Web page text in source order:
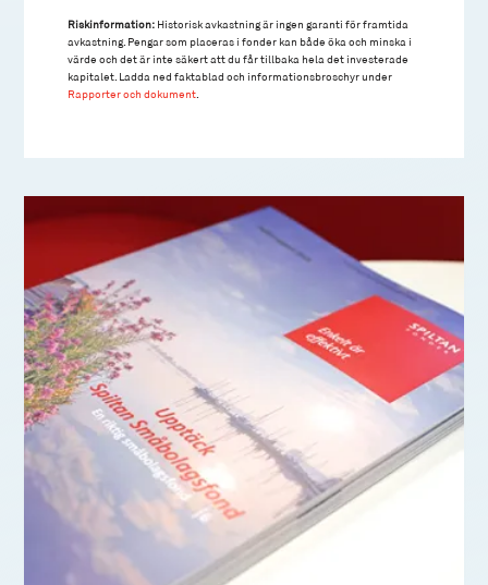
Riskinformation: Historisk avkastning är ingen garanti för framtida
avkastning. Pengar som placeras i fonder kan både öka och minska i
värde och det är inte säkert att du får tillbaka hela det investerade
kapitalet. Ladda ned faktablad och informationsbroschyr under
Rapporter och dokument